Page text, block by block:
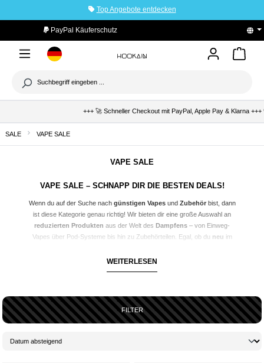
Top Angebote entdecken
PayPal Käuferschutz
+++ 🚀 Schneller Checkout mit PayPal, Apple Pay & Klarna +++ 🛡️
SALE VAPE SALE
VAPE SALE
VAPE SALE – SCHNAPP DIR DIE BESTEN DEALS!
Wenn du auf der Suche nach günstigen Vapes und Zubehör bist, dann
ist diese Kategorie genau richtig! Wir bieten dir eine große Auswahl an
reduzierten Produkten aus der Welt des Dampfens – von Einweg-
Vapes über Pod-Systeme bis hin zu Zubehörteilen. Egal, ob du neu im
Kategorie findest du Top-Marken wie Elf Bar, GeekVape, Vaporesso und
viele mehr zuunschlagbaren
DIESE DEALS SOLLTEST DU NICHT VERPASSEN
Warum im Sale shoppen? Ganz einfach: Hier sparst dubares Geld,ohne
auf Qualitätverzichtenzu müssen. Unsere stark reduzierten Angebote
Einweg-Vapes
WEITERLESEN
FILTER